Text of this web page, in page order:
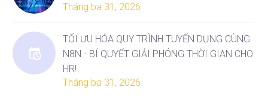
Tháng ba 31, 2026
TỐI ƯU HÓA QUY TRÌNH TUYỂN DỤNG CÙNG
N8N - BÍ QUYẾT GIẢI PHÓNG THỜI GIAN CHO
HR!
Tháng ba 31, 2026